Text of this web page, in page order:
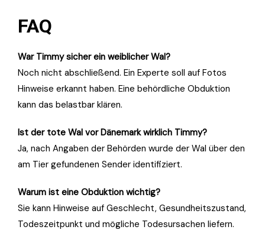
FAQ
War Timmy sicher ein weiblicher Wal?
Noch nicht abschließend. Ein Experte soll auf Fotos
Hinweise erkannt haben. Eine behördliche Obduktion
kann das belastbar klären.
Ist der tote Wal vor Dänemark wirklich Timmy?
Ja, nach Angaben der Behörden wurde der Wal über den
am Tier gefundenen Sender identifiziert.
Warum ist eine Obduktion wichtig?
Sie kann Hinweise auf Geschlecht, Gesundheitszustand,
Todeszeitpunkt und mögliche Todesursachen liefern.